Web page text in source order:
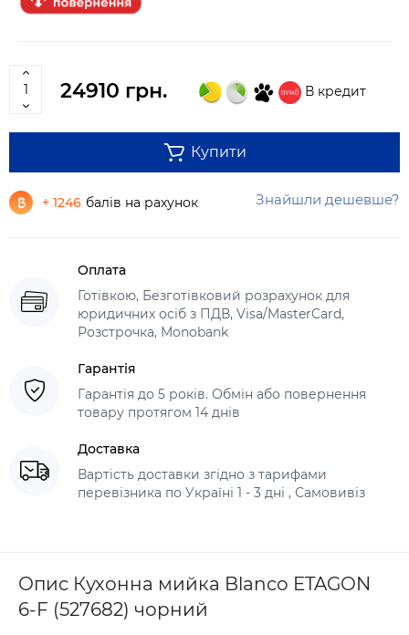
24910 грн. В кредит
Купити
+ 1246 балів на рахунок Знайшли дешевше?
Оплата
Готівкою, Безготівковий розрахунок для
юридичних осіб з ПДВ, Visa/MasterCard,
Розстрочка, Monobank
Гарантія
Гарантія до 5 років. Обмін або повернення
товару протягом 14 днів
Доставка
Вартість доставки згідно з тарифами
перевізника по Україні 1 - 3 дні , Самовивіз
Опис Кухонна мийка Blanco ETAGON
6-F (527682) чорний